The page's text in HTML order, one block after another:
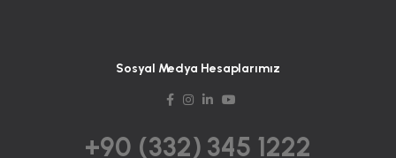
Sosyal Medya Hesaplarımız
+90 (332) 345 1222